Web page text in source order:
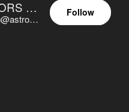
ASTROCOHORS EUNOIA ULTIMA
@astrocohors.eu@astrocohors.eu
Follow